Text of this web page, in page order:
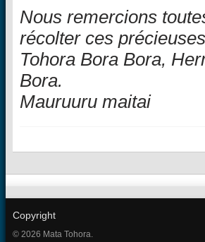
Nous remercions
récolter ces
Tohora Bora Bora,
Bora.
Mauruuru maitai
Copyright
© 2026 Mata Tohora.